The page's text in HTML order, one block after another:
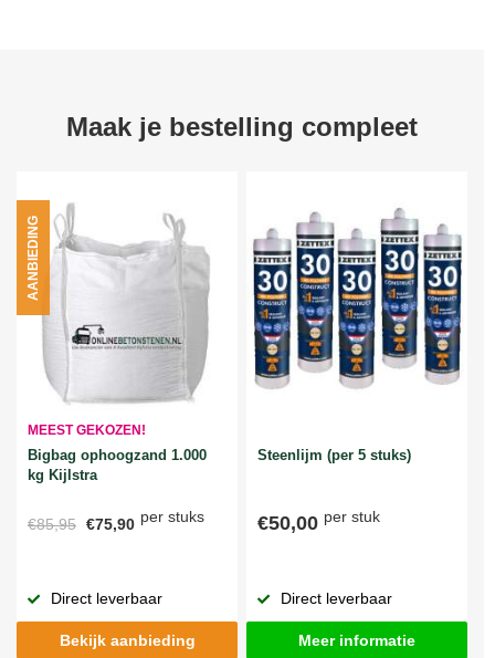
Maak je bestelling compleet
MEEST GEKOZEN!
Bigbag ophoogzand 1.000
kg Kijlstra
€85,95 €75,90 per stuks
AANBIEDING
Direct leverbaar
Bekijk aanbieding
Steenlijm (per 5 stuks)
€50,00 per stuk
Direct leverbaar
Meer informatie